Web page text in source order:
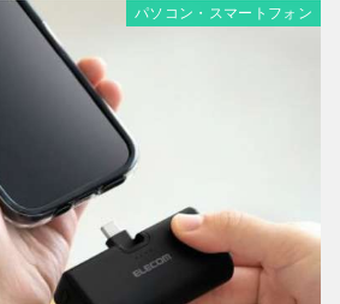
パソコン・スマートフォン